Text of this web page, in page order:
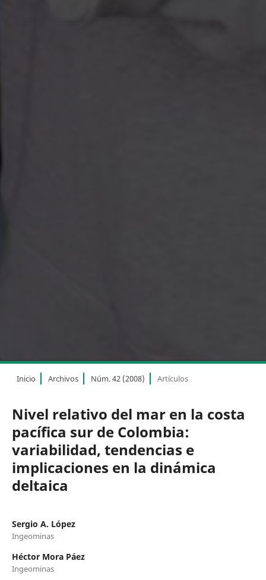
Inicio Archivos Núm. 42 (2008) Artículos
Nivel relativo del mar en la costa
pacífica sur de Colombia:
variabilidad, tendencias e
implicaciones en la dinámica
deltaica
Sergio A. López
Ingeominas
Héctor Mora Páez
Ingeominas